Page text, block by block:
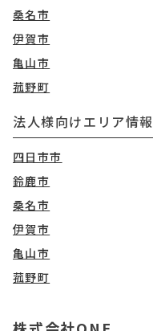
桑名市
伊賀市
亀山市
菰野町
法人様向けエリア情報
四日市市
鈴鹿市
桑名市
伊賀市
亀山市
菰野町